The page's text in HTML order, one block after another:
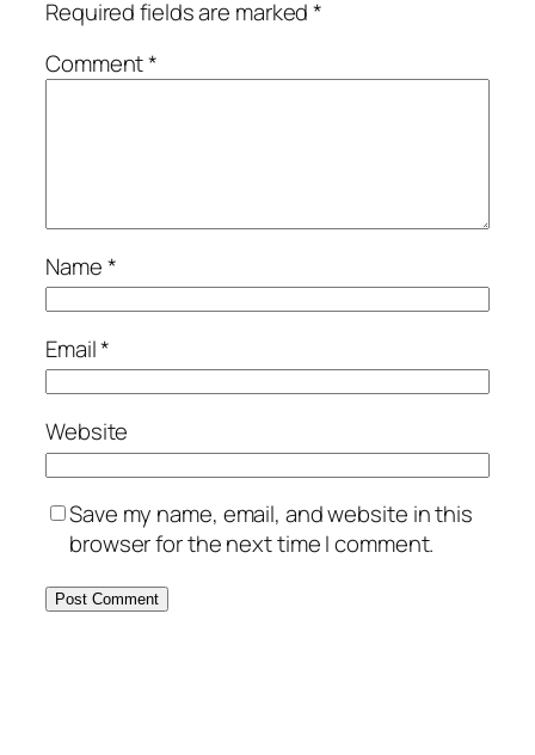
Required fields are marked*
Comment*
Name*
Email*
Website
Save my name, email, and website in this
browser for the next time I comment.